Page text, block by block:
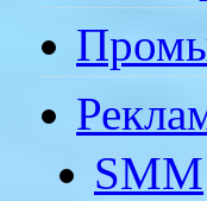
SMM